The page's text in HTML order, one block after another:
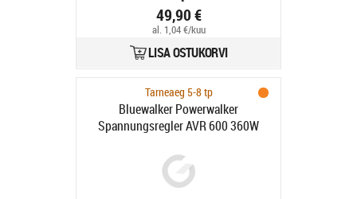
49,90 €
al. 1,04 €/kuu
LISA OSTUKORVI
Tarneaeg 5-8 tp
Bluewalker Powerwalker
Spannungsregler AVR 600 360W